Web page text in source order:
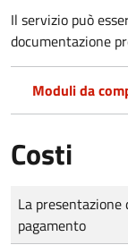
Il servizio può
documentazione
Moduli da
Costi
Tipo di pagamento
Importo
La
pagamento